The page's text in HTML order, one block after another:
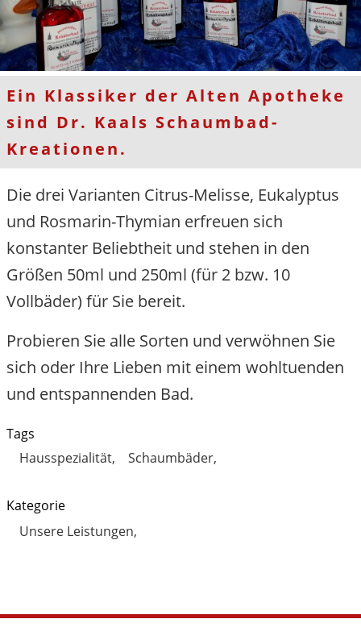
Ein Klassiker der Alten Apotheke
sind Dr. Kaals Schaumbad-
Kreationen.
Die drei Varianten Citrus-Melisse, Eukalyptus
und Rosmarin-Thymian erfreuen sich
konstanter Beliebtheit und stehen in den
Größen 50ml und 250ml (für 2 bzw. 10
Vollbäder) für Sie bereit.
Probieren Sie alle Sorten und verwöhnen Sie
sich oder Ihre Lieben mit einem wohltuenden
und entspannenden Bad.
Tags
Hausspezialität
Schaumbäder
Kategorie
Unsere Leistungen